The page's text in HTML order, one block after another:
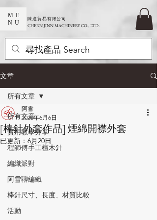
ME
NU
​陳進貿易有限公司
CHERN JINN MACHINERY CO., LTD.
文章
所有文章
實用教學分享
程師傅手工檀木針
編織派對
阿雪聊編織
棒針尺寸、長度、材質比較
活動
所有文章
[棒針外套作品] 煙綿開襟外套
阿雪
2020年6月6日
已更新： 6月20日